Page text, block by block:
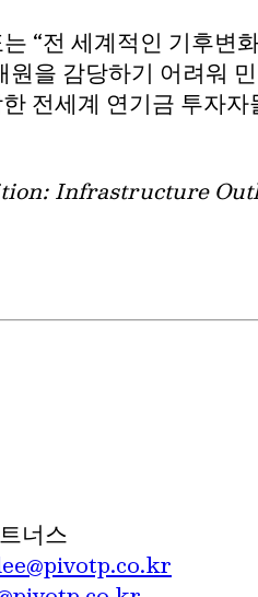
“전 세계적인 기후변
을 감당하기 어려워
전세계 연기금 투자
Infrastructure
너스